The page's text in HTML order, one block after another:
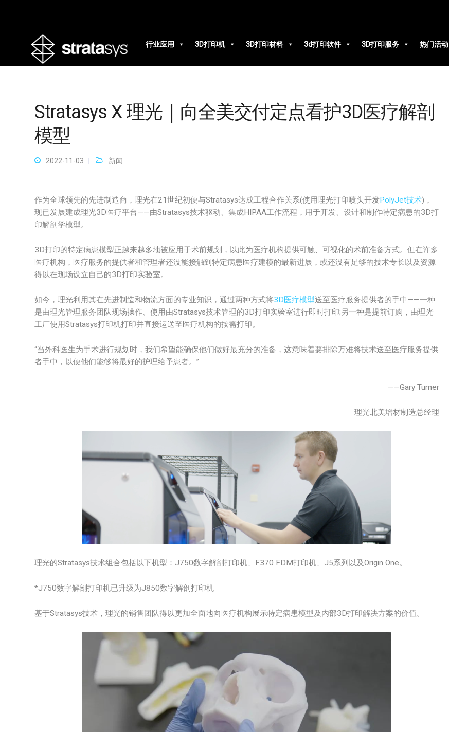
行业应用
3D打印机 3D打印材料 3d打印软件 3D打印服务 热门活动
Stratasys X 理光｜向全美交付定点看护3D医疗解剖
模型
2022-11-03 新闻
作为全球领先的先进制造商，理光在21世纪初便与Stratasys达成工程合作关系(使用理光打印喷头开发PolyJet技术)，
现已发展建成理光3D医疗平台——由Stratasys技术驱动、集成HIPAA工作流程，用于开发、设计和制作特定病患的3D打
印解剖学模型。
3D打印的特定病患模型正越来越多地被应用于术前规划，以此为医疗机构提供可触、可视化的术前准备方式。但在许多
医疗机构，医疗服务的提供者和管理者还没能接触到特定病患医疗建模的最新进展，或还没有足够的技术专长以及资源
得以在现场设立自己的3D打印实验室。
如今，理光利用其在先进制造和物流方面的专业知识，通过两种方式将3D医疗模型送至医疗服务提供者的手中——一种
是由理光管理服务团队现场操作、使用由Stratasys技术管理的3D打印实验室进行即时打印;另一种是提前订购，由理光
工厂使用Stratasys打印机打印并直接运送至医疗机构的按需打印。
“当外科医生为手术进行规划时，我们希望能确保他们做好最充分的准备，这意味着要排除万难将技术送至医疗服务提供
者手中，以便他们能够将最好的护理给予患者。”
——Gary Turner
理光北美增材制造总经理
理光的Stratasys技术组合包括以下机型：J750数字解剖打印机、F370 FDM打印机、J5系列以及Origin One。
*J750数字解剖打印机已升级为J850数字解剖打印机
基于Stratasys技术，理光的销售团队得以更加全面地向医疗机构展示特定病患模型及内部3D打印解决方案的价值。